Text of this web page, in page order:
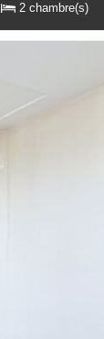
2 chambre(s)